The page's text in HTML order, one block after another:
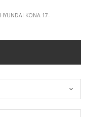
HYUNDAI KONA 17-